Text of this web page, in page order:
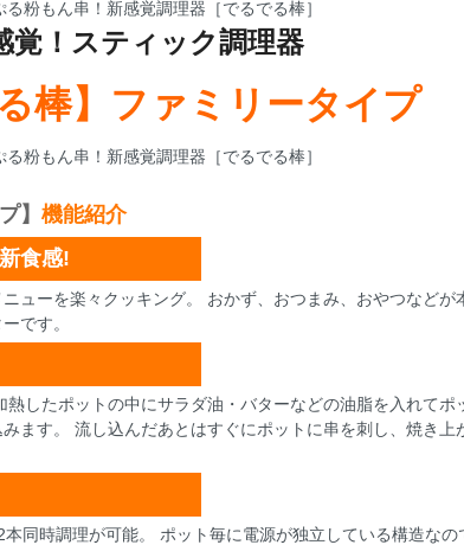
覚！スティック調理器
棒】ファミリータイプ
】 機能紹介
食感!
ューを楽々クッキング。 おかず、おつまみ、おやつなどが
です。
したポットの中にサラダ油・バターなどの油脂を入れてポ
ます。 流し込んだあとはすぐにポットに串を刺し、焼き上
同時調理が可能。 ポット毎に電源が独立している構造なの